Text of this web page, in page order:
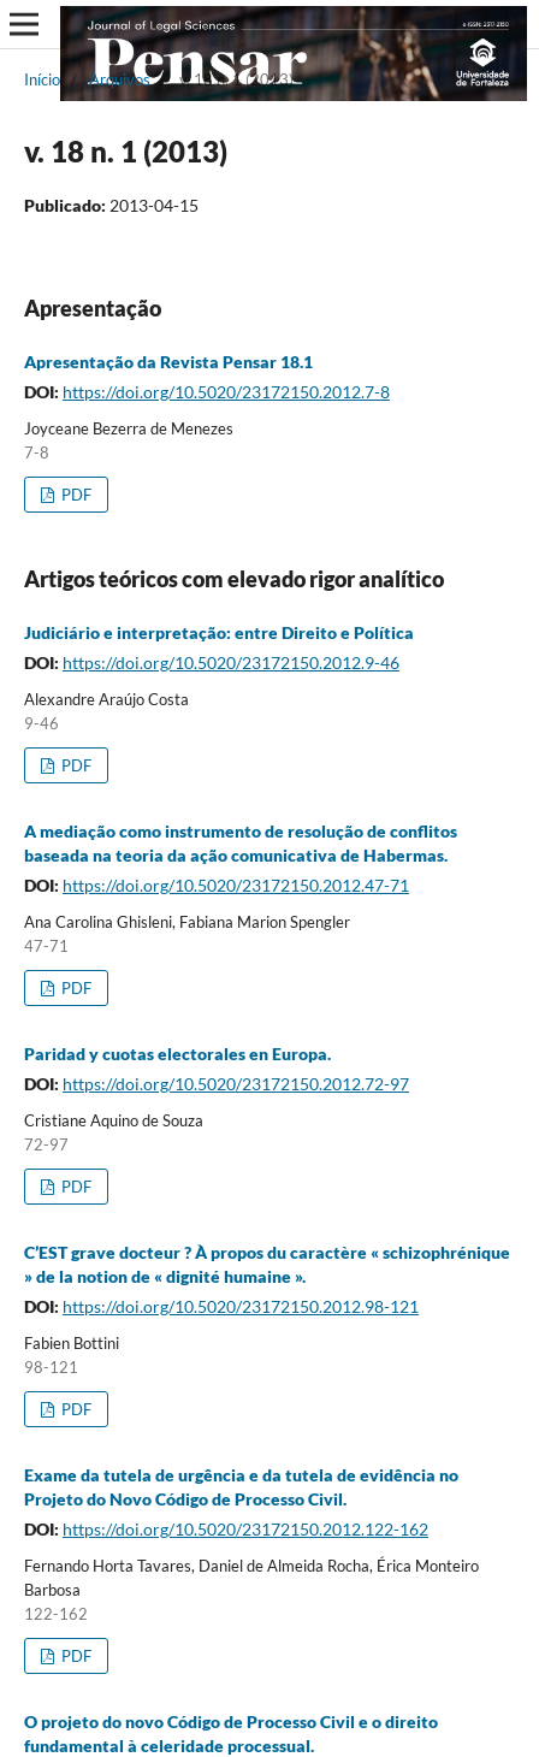
Início / Arquivos / v. 18 n. 1 (2013)
v. 18 n. 1 (2013)
Publicado: 2013-04-15
Apresentação
Apresentação da Revista Pensar 18.1
DOI: https://doi.org/10.5020/23172150.2012.7-8
Joyceane Bezerra de Menezes
7-8
PDF
Artigos teóricos com elevado rigor analítico
Judiciário e interpretação: entre Direito e Política
DOI: https://doi.org/10.5020/23172150.2012.9-46
Alexandre Araújo Costa
9-46
PDF
A mediação como instrumento de resolução de conflitos
baseada na teoria da ação comunicativa de Habermas.
DOI: https://doi.org/10.5020/23172150.2012.47-71
Ana Carolina Ghisleni, Fabiana Marion Spengler
47-71
PDF
Paridad y cuotas electorales en Europa.
DOI: https://doi.org/10.5020/23172150.2012.72-97
Cristiane Aquino de Souza
72-97
PDF
C’EST grave docteur ? À propos du caractère « schizophrénique
» de la notion de « dignité humaine ».
DOI: https://doi.org/10.5020/23172150.2012.98-121
Fabien Bottini
98-121
PDF
Exame da tutela de urgência e da tutela de evidência no
Projeto do Novo Código de Processo Civil.
DOI: https://doi.org/10.5020/23172150.2012.122-162
Fernando Horta Tavares, Daniel de Almeida Rocha, Érica Monteiro
Barbosa
122-162
PDF
O projeto do novo Código de Processo Civil e o direito
fundamental à celeridade processual.